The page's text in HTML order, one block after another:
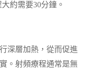
約需要30分鐘。
深層加熱，從而促進
。射頻療程通常是無